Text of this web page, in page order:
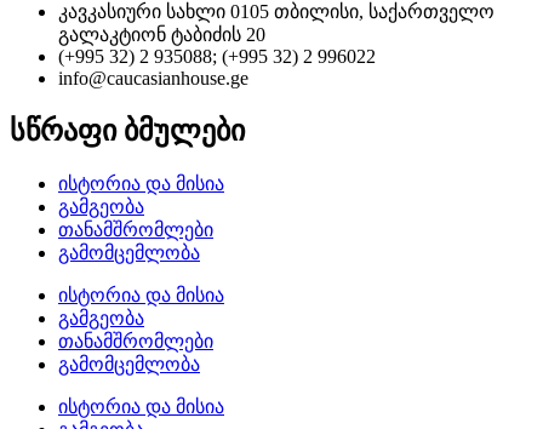
კავკასიური სახლი 0105 თბილისი, საქართველო
გალაკტიონ ტაბიძის 20
(+995 32) 2 935088; (+995 32) 2 996022
info@caucasianhouse.ge
სწრაფი ბმულები
ისტორია და მისია
გამგეობა
თანამშრომლები
გამომცემლობა
ისტორია და მისია
გამგეობა
თანამშრომლები
გამომცემლობა
ისტორია და მისია